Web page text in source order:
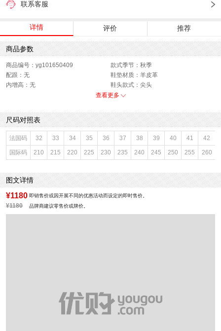
联系客服
详情 评价 推荐
商品参数
商品编号：yg101650409
款式季节：秋季
配跟：无
鞋垫材质：羊皮革
内增高：无
鞋头款式：尖头
鞋面图案：纯色
鞋跟形状：平跟
性别：女子
皮质特征：织物
上市时间：2025年秋季
鞋底材质：橡胶底
参考鞋宽(女)：8CM
里料材质：羊皮革
防水台高度：无
色系：卡其
鞋类流行款式：浅口鞋
闭合方式：套脚
前掌高度：无
查看更多
尺码对照表
法国码 32 33 34 35 36 37 38 39 40 41 42
国际码 210 215 220 225 230 235 240 245 250 255 260
图文详情
¥1180 即销售价或因开展不同的优惠活动而设定的即时售价。
¥1180 品牌商建议零售价或牌价。